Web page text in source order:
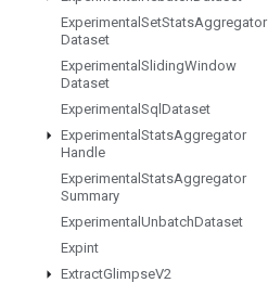
Experimental SetStatsAggregator
Dataset
Experimental SlidingWindow
Dataset
Experimental Sql Dataset
Experimental StatsAggregator
Handle
Experimental StatsAggregator
Summary
Experimental UnbatchDataset
Expint
ExtractGlimpseV2